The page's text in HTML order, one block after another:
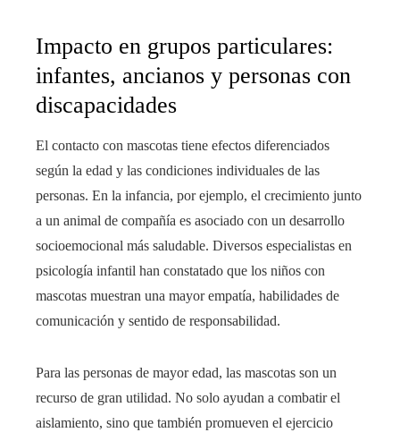
Impacto en grupos particulares:
infantes, ancianos y personas con
discapacidades
El contacto con mascotas tiene efectos diferenciados
según la edad y las condiciones individuales de las
personas. En la infancia, por ejemplo, el crecimiento junto
a un animal de compañía es asociado con un desarrollo
socioemocional más saludable. Diversos especialistas en
psicología infantil han constatado que los niños con
mascotas muestran una mayor empatía, habilidades de
comunicación y sentido de responsabilidad.
Para las personas de mayor edad, las mascotas son un
recurso de gran utilidad. No solo ayudan a combatir el
aislamiento, sino que también promueven el ejercicio